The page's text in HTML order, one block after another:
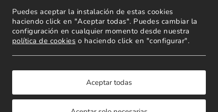
Puedes aceptar la instalación de estas cookies
haciendo click en "Aceptar todas". Puedes cambiar la
configuración en cualquier momento desde nuestra
política de cookies o haciendo click en "configurar".